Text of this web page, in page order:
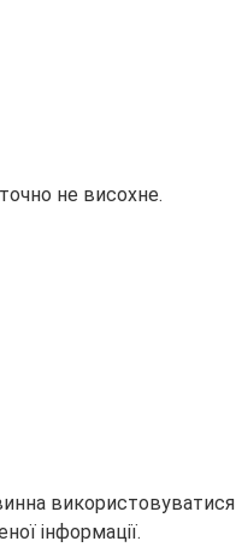
не висохне.
інформації.